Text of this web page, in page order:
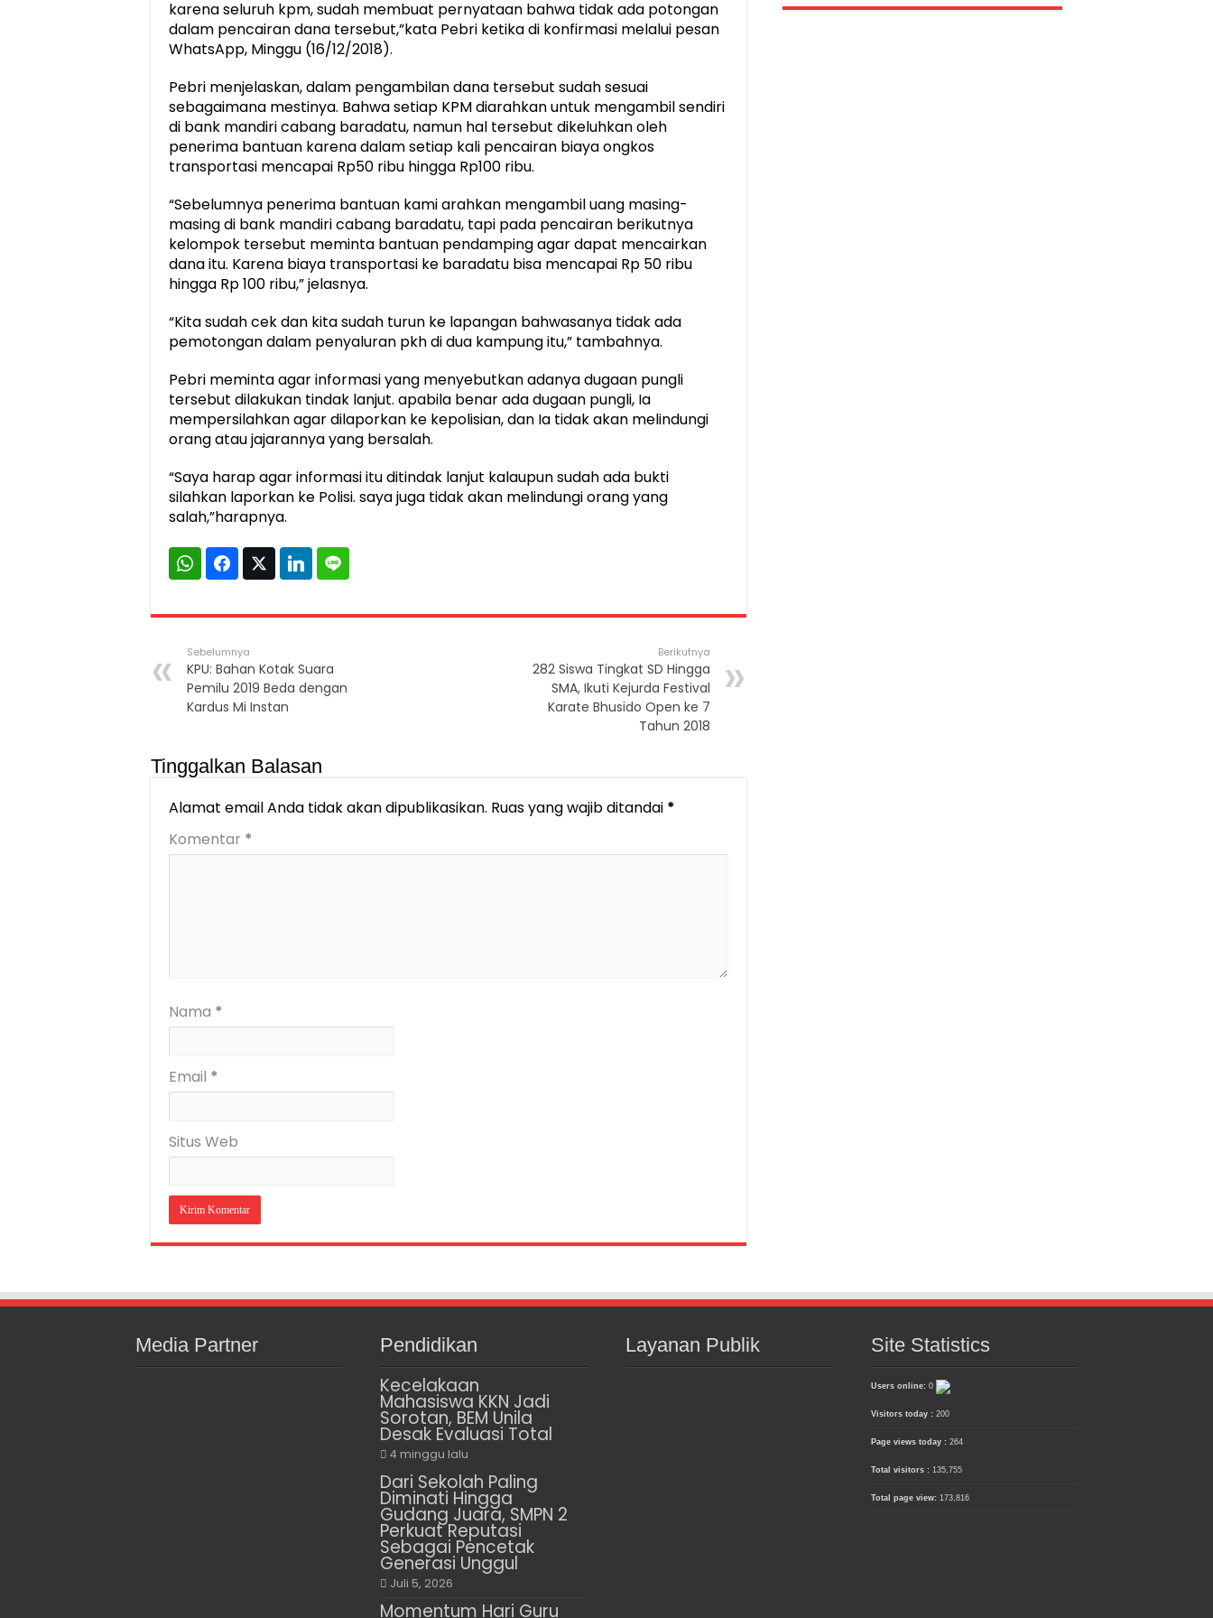
karena seluruh kpm, sudah membuat pernyataan bahwa tidak ada potongan
dalam pencairan dana tersebut,”kata Pebri ketika di konfirmasi melalui pesan
WhatsApp, Minggu (16/12/2018).
Pebri menjelaskan, dalam pengambilan dana tersebut sudah sesuai
sebagaimana mestinya. Bahwa setiap KPM diarahkan untuk mengambil sendiri
di bank mandiri cabang baradatu, namun hal tersebut dikeluhkan oleh
penerima bantuan karena dalam setiap kali pencairan biaya ongkos
transportasi mencapai Rp50 ribu hingga Rp100 ribu.
“Sebelumnya penerima bantuan kami arahkan mengambil uang masing-
masing di bank mandiri cabang baradatu, tapi pada pencairan berikutnya
kelompok tersebut meminta bantuan pendamping agar dapat mencairkan
dana itu. Karena biaya transportasi ke baradatu bisa mencapai Rp 50 ribu
hingga Rp 100 ribu,” jelasnya.
“Kita sudah cek dan kita sudah turun ke lapangan bahwasanya tidak ada
pemotongan dalam penyaluran pkh di dua kampung itu,” tambahnya.
Pebri meminta agar informasi yang menyebutkan adanya dugaan pungli
tersebut dilakukan tindak lanjut. apabila benar ada dugaan pungli, Ia
mempersilahkan agar dilaporkan ke kepolisian, dan Ia tidak akan melindungi
orang atau jajarannya yang bersalah.
“Saya harap agar informasi itu ditindak lanjut kalaupun sudah ada bukti
silahkan laporkan ke Polisi. saya juga tidak akan melindungi orang yang
salah,”harapnya.
Sebelumnya
KPU: Bahan Kotak Suara
Pemilu 2019 Beda dengan
Kardus Mi Instan
Berikutnya
282 Siswa Tingkat SD Hingga
SMA, Ikuti Kejurda Festival
Karate Bhusido Open ke 7
Tahun 2018
Tinggalkan Balasan
Alamat email Anda tidak akan dipublikasikan. Ruas yang wajib ditandai *
Komentar *
Nama *
Email *
Situs Web
Media Partner Pendidikan
Kecelakaan
Mahasiswa KKN Jadi
Sorotan, BEM Unila
Desak Evaluasi Total
4 minggu lalu
Dari Sekolah Paling
Diminati Hingga
Gudang Juara, SMPN 2
Perkuat Reputasi
Sebagai Pencetak
Generasi Unggul
Juli 5, 2026
Momentum Hari Guru
Layanan Publik Site Statistics
Users online: 0
Visitors today : 200
Page views today : 264
Total visitors : 135,755
Total page view: 173,816